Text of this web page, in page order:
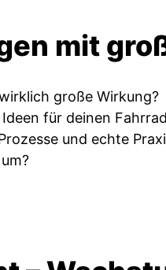
mit
große Wirkung?
für deinen
und echte